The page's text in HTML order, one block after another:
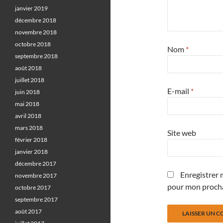
Nom *
E-mail *
Site web
Enregistrer
pour mon
janvier 2019
décembre 2018
novembre 2018
octobre 2018
septembre 2018
août 2018
juillet 2018
juin 2018
mai 2018
avril 2018
mars 2018
février 2018
janvier 2018
décembre 2017
novembre 2017
octobre 2017
septembre 2017
août 2017